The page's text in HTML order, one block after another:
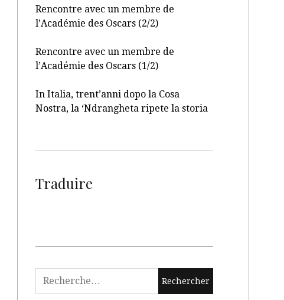
Rencontre avec un membre de
l’Académie des Oscars (2/2)
Rencontre avec un membre de
l’Académie des Oscars (1/2)
In Italia, trent’anni dopo la Cosa
Nostra, la ‘Ndrangheta ripete la storia
Traduire